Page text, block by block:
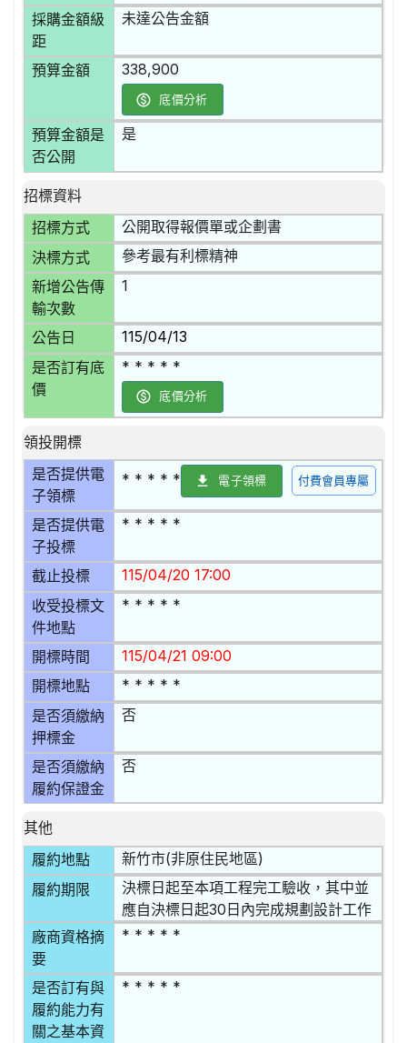
採購金額級
距
未達公告金額
預算金額 338,900
底價分析
預算金額是
否公開
是
招標資料
招標方式
公開取得報價單或企劃書
決標方式 參考最有利標精神
新增公告傳
輸次數
1
公告日 115/04/13
是否訂有底
價
* * * * *
底價分析
領投開標
是否提供電
子領標
* * * * * 電子領標 付費會員專屬
是否提供電
子投標
* * * * *
截止投標 115/04/20 17:00
收受投標文
件地點
* * * * *
開標時間 115/04/21 09:00
開標地點 * * * * *
是否須繳納
押標金
否
是否須繳納
履約保證金
否
其他
履約地點
新竹市(非原住民地區)
履約期限
決標日起至本項工程完工驗收，其中並
應自決標日起30日內完成規劃設計工作
廠商資格摘
要
* * * * *
是否訂有與
履約能力有
關之基本資
* * * * *